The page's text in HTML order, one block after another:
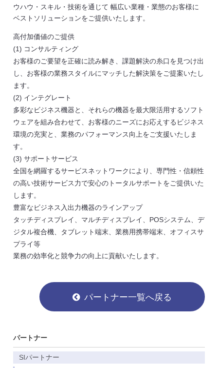
ウハウ・スキル・技術を通じて 幅広い業種・業態のお客様に
ベストソリューションをご提供いたします。
高付加価値のご提供
(1) コンサルティング
お客様のご要望を正確に読み解き、課題解決の糸口を見つけ出
し、お客様の業務スタイルにマッチした解決策をご提案いたし
ます。
(2) インテグレート
多彩なビジネス機器と、それらの機器を最大限活用するソフト
ウェアを組み合わせて、お客様のニーズにお応えするビジネス
環境の充実と、業務のパフォーマンス向上をご支援いたしま
す。
(3) サポートサービス
全国を網羅するサービスネットワークにより、専門性・信頼性
の高い技術サービス力で安心のトータルサポートをご提供いた
します。
豊富なビジネス入出力機器のラインアップ
タッチディスプレイ、マルチディスプレイ、POSシステム、デ
ジタル複合機、タブレット端末、業務用携帯端末、オフィスサ
プライ等
業務の効率化と競争力の向上に貢献いたします。
パートナー一覧へ戻る
パートナー
SIパートナー